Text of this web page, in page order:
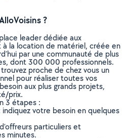
?
leader dédiée aux
la location de matériel, créée en
par une communauté de plus
dont 300 000 professionnels.
proche de chez vous un
pour réaliser toutes vos
aux plus grands projets,
prix.
3 étapes :
votre besoin en quelques
particuliers et
minutes.